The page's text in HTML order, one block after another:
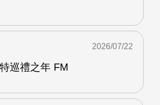
巡禮之年 FM
2026/07/22